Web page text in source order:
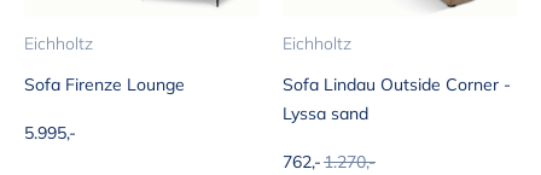
Eichholtz
Sofa Firenze Lounge
Aanbiedingsprijs
5.995,-
Eichholtz
Sofa Lindau Outside Corner -
Lyssa sand
Aanbiedingsprijs
762,-Normale prijs
1.270,-